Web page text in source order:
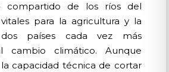
compartido de los ríos del
para la agricultura y la
países cada vez más
cambio climático. Aunque
capacidad técnica de cortar